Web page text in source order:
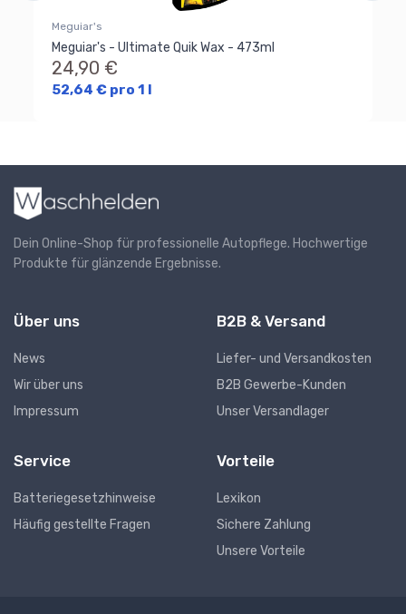
Meguiar's
Meguiar's - Ultimate Quik Wax - 473ml
24,90 €
52,64 € pro 1 l
Dein Online-Shop für professionelle Autopflege. Hochwertige
Produkte für glänzende Ergebnisse.
Über uns
News
Wir über uns
Impressum
B2B & Versand
Liefer- und Versandkosten
B2B Gewerbe-Kunden
Unser Versandlager
Service
Batteriegesetzhinweise
Häufig gestellte Fragen
Vorteile
Lexikon
Sichere Zahlung
Unsere Vorteile